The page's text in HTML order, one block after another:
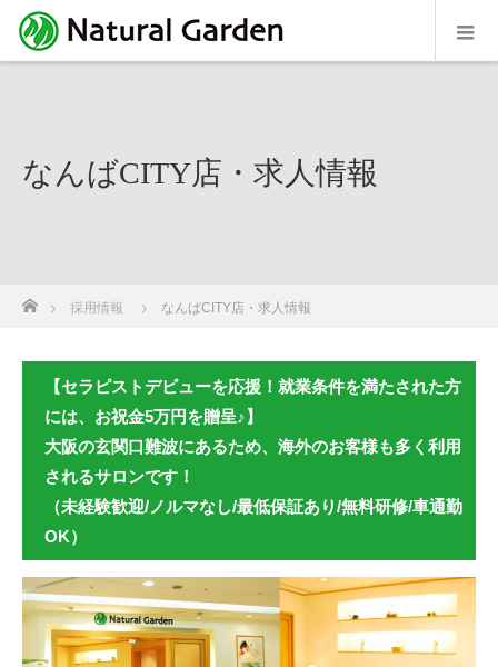
なんばCITY店・求人情報
ホーム
採用情報 なんばCITY店・求人情報
【セラピストデビューを応援！就業条件を満たされた方
には、お祝金5万円を贈呈♪】
大阪の玄関口難波にあるため、海外のお客様も多く利用
されるサロンです！
（未経験歓迎/ノルマなし/最低保証あり/無料研修/車通勤
OK）